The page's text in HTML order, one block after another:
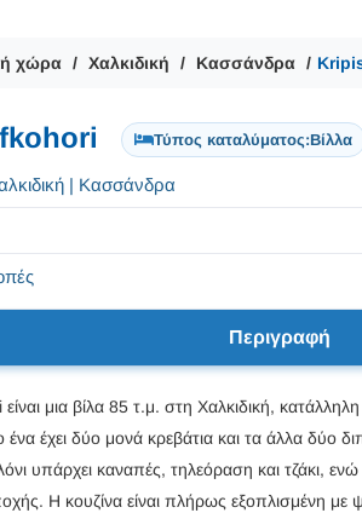
χώρα Χαλκιδική Κασσάνδρα
Τύπος καταλύματος:Βίλλα
| Κασσάνδρα
Περιγραφή
μια βίλα 85 τ.μ. στη Χαλκιδική, κατάλληλη
έχει δύο μονά κρεβάτια και τα άλλα δύο
υπάρχει καναπές, τηλεόραση και τζάκι,
Η κουζίνα είναι πλήρως εξοπλισμένη με